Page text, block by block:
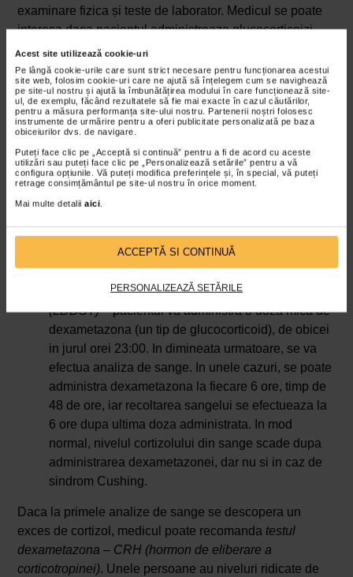
Acest site utilizează cookie-uri
Pe lângă cookie-urile care sunt strict necesare pentru funcționarea acestui
site web, folosim cookie-uri care ne ajută să înțelegem cum se navighează
pe site-ul nostru și ajută la îmbunătățirea modului în care funcționează site-
ul, de exemplu, făcând rezultatele să fie mai exacte în cazul căutărilor,
pentru a măsura performanța site-ului nostru. Partenerii noștri folosesc
instrumente de urmărire pentru a oferi publicitate personalizată pe baza
obiceiurilor dvs. de navigare.
Puteți face clic pe „Acceptă si continuă” pentru a fi de acord cu aceste
utilizări sau puteți face clic pe „Personalizează setările” pentru a vă
configura opțiunile. Vă puteți modifica preferințele și, în special, vă puteți
retrage consimțământul pe site-ul nostru în orice moment.
Mai multe detalii aici
ACCEPTĂ SI CONTINUĂ
PERSONALIZEAZĂ SETĂRILE
examinare fizica și teste de laborator. Medicul se poate
interesa daca pacientul administreaza glucocorticoizi,
pentru a exclude aceasta posibilitate inainte sa
recomande analizele de laborator.
Pentru a diagnostica sindromul Cushing, se pot folosi
teste de urina, saliva sau sange. In general, pentru a
confirma diagnosticul, medicii recomanda doua dintre
urmatoarele investigatii:
masurarea cortizolului liber urinar/24 h– pacientul
va colecta urina pe parcursul a 24 de ore;
normal, productia de cortizol scade imediat ce
adormim, dar la persoanele cu sindrom Cushing,
nivelul cortizolului nu scade;
test de supresie cu doza mica de dexametazona
(LDDST)– pacientul va administra o doza mica de
dexametazona (un tip de glucocorticoid), de obicei
in jurul orei 23:00. In dimineata urmatoare, se va
efectua analiza de sange. In unele cazuri, se poate
administra dexametazona la fiecare 6 ore, timp de
48 de ore, iar recoltarea sangelui se efectueaza la
6 ore dupa ultima doza administrata. In mod
normal, nivelul cortizolului din sange scade dupa
administrarea dexametazonei, dar nu si in caz de
sindrom Cushing.
Daca la primele analize de sange se descopera un
exces de cortizol, medicul poate recomanda testul
dexametazona –CRH (hormon de eliberare a
corticotropinei). Unele persoane au niveluri ridicate de